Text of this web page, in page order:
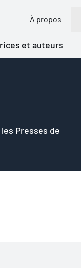
À propos
et auteurs
Presses de